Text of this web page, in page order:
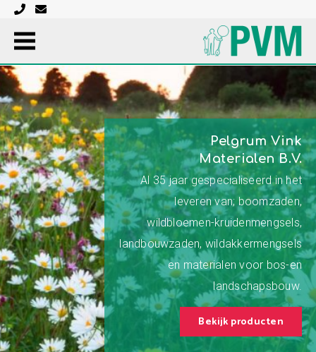
Pelgrum Vink
Materialen B.V.
Al 35 jaar gespecialiseerd in het
leveren van; boomzaden,
wildbloemen-kruidenmengsels,
landbouwzaden, wildakkermengsels
en materialen voor bos-en
landschapsbouw.
Bekijk producten